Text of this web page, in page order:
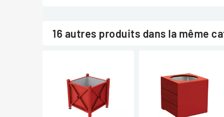
16 autres produits dans la même